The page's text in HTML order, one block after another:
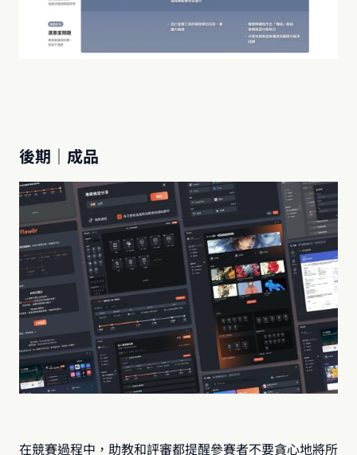
後期｜成品
在競賽過程中，助教和評審都提醒參賽者不要貪心地將所